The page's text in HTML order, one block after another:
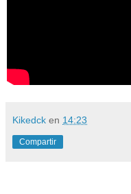
Kikedck en 14:23
Compartir